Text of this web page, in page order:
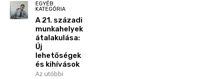
EGYÉB
KATEGÓRIA
A 21. századi
munkahelyek
átalakulása:
Új
lehetőségek
és kihívások
Az utóbbi